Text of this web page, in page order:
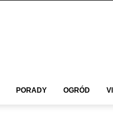
PORADY OGRÓD